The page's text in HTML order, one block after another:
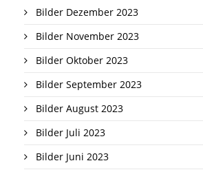
Bilder Dezember 2023
Bilder November 2023
Bilder Oktober 2023
Bilder September 2023
Bilder August 2023
Bilder Juli 2023
Bilder Juni 2023